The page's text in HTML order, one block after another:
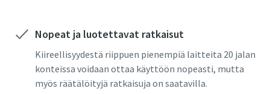
Nopeat ja luotettavat ratkaisut
Kiireellisyydestä riippuen pienempiä laitteita 20 jalan
konteissa voidaan ottaa käyttöön nopeasti, mutta
myös räätälöityjä ratkaisuja on saatavilla.